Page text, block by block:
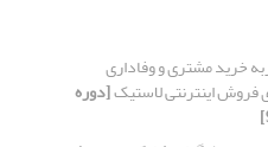
خرید مشتری و وفاداری
فروش اینترنتی لاستیک[دوره